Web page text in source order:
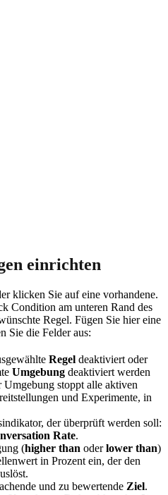
einrichten
klicken Sie auf eine vorhandene.
Condition am unteren Rand des
Regel. Fügen Sie hier eine
Sie die Felder aus:
Regel deaktiviert oder
Umgebung deaktiviert werden
stoppt alle aktiven
und Experimente, in
der überprüft werden soll:
Rate.
(higher than oderlower than)
in Prozent ein, der den
und zu bewertende Ziel.